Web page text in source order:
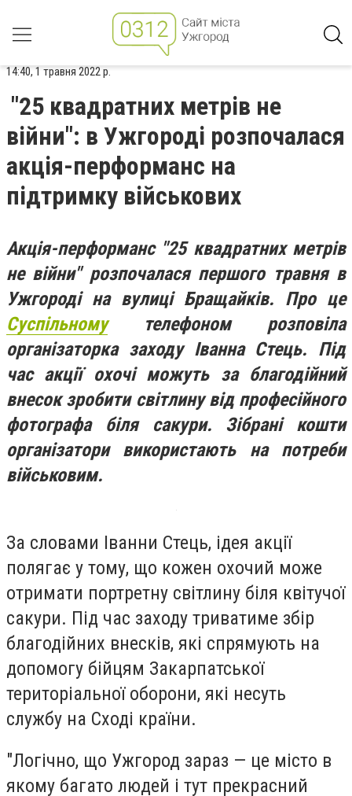
14:40, 1 травня 2022 р.
"25 квадратних метрів не
війни": в Ужгороді розпочалася
акція-перформанс на
підтримку військових
Акція-перформанс "25 квадратних метрів
не війни" розпочалася першого травня в
Ужгороді на вулиці Бращайків. Про це
Суспільномутелефоном розповіла
організаторка заходу Іванна Стець. Під
час акції охочі можуть за благодійний
внесок зробити світлину від професійного
фотографа біля сакури. Зібрані кошти
організатори використають на потреби
військовим.
За словами Іванни Стець, ідея акції
полягає у тому, що кожен охочий може
отримати портретну світлину біля квітучої
сакури. Під час заходу триватиме збір
благодійних внесків, які спрямують на
допомогу бійцям Закарпатської
територіальної оборони, які несуть
службу на Сході країни.
"Логічно, що Ужгород зараз — це місто в
якому багато людей і тут прекрасний